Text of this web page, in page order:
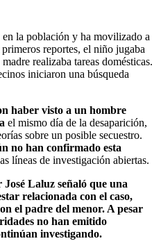
en la población y ha movilizado a
reportes, el niño jugaba
realizaba tareas domésticas.
iniciaron una búsqueda
haber visto a un hombre
el mismo día de la desaparición,
sobre un posible secuestro.
no han confirmado esta
líneas de investigación abiertas.
Laluz señaló que una
relacionada con el caso,
el padre del menor. A pesar
no han emitido
investigando.